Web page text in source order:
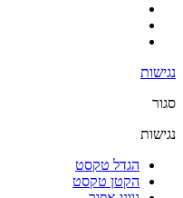
נגישות
סגור
נגישות
הגדל טקסט
הקטן טקסט